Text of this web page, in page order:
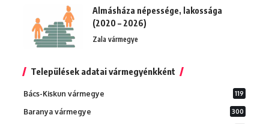
Almásháza népessége, lakossága
(2020 – 2026)
Zala vármegye
Települések adatai vármegyénkként
Bács-Kiskun vármegye 119
Baranya vármegye 300